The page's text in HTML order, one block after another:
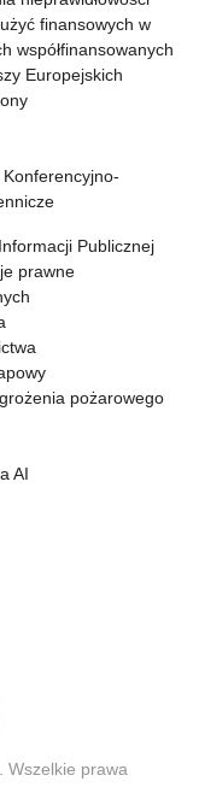
finansowych w
współfinansowanych
Europejskich
Publicznej
prawne
pożarowego
AI
Wszelkie prawa